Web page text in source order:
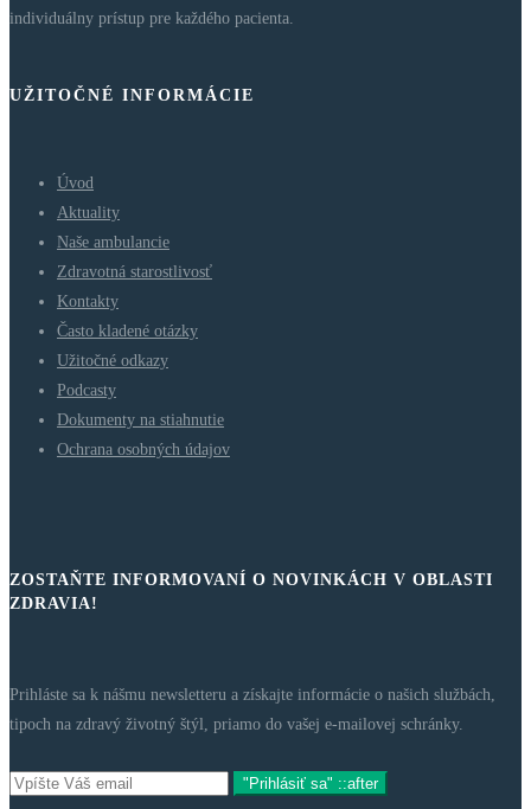
individuálny prístup pre každého pacienta.
UŽITOČNÉ INFORMÁCIE
Úvod
Aktuality
Naše ambulancie
Zdravotná starostlivosť
Kontakty
Často kladené otázky
Užitočné odkazy
Podcasty
Dokumenty na stiahnutie
Ochrana osobných údajov
ZOSTAŇTE INFORMOVANÍ O NOVINKÁCH V OBLASTI
ZDRAVIA!
Prihláste sa k nášmu newsletteru a získajte informácie o našich službách,
tipoch na zdravý životný štýl, priamo do vašej e-mailovej schránky.
"Prihlásiť sa" ::after